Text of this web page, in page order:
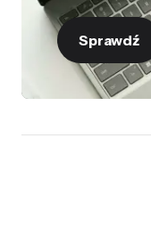
Sprawdź